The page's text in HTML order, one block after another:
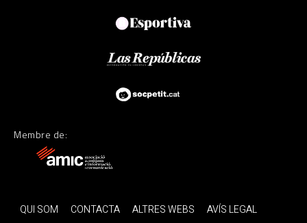
Membre de:
QUI SOM CONTACTA ALTRES WEBS AVÍS LEGAL